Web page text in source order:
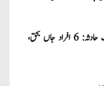
کرک میں المناک حادثہ: 6 افراد جاں بحق،